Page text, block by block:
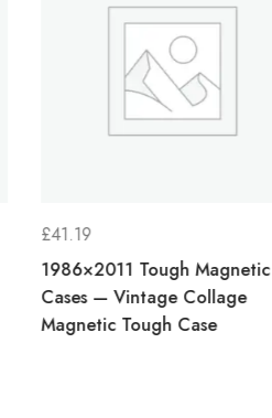
£41.19
1986×2011 Tough Magnetic
Cases — Vintage Collage
Magnetic Tough Case